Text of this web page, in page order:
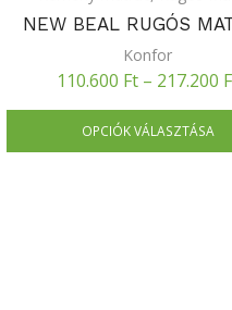
NEW BEAL RUGÓS
Konfor
110.600 Ft – 217.200
OPCIÓK VÁLASZTÁSA